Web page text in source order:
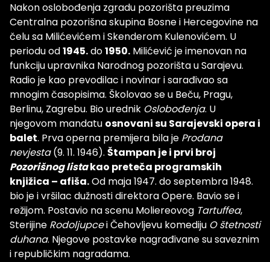
Nakon oslobođenja zgradu pozorišta preuzima
Centralna pozorišna skupina Bosne i Hercegovine na
čelu sa Milićevićem i Skenderom Kulenovićem. U
periodu od1945.do1950. Milićević je imenovan na
funkciju upravnika Narodnog pozorišta u Sarajevu.
Radio je kao prevodilac i novinar i sarađivao sa
mnogim časopisima. Školovao se u Beču, Pragu,
Berlinu, Zagrebu. Bio urednik Oslobođenja. U
njegovom mandatu osnovani su Sarajevski opera i
balet. Prva operna premijera bila je Prodana
nevjesta(9. 11. 1946). Štampan je i prvi broj
Pozorišnog listakao preteča programskih
knjižica – afiša.Od maja 1947. do septembra 1948.
bio je i vršilac dužnosti direktora Opere. Bavio se i
režijom. Postavio na scenu Moliereovog Tartuffea,
Sterijine Rodoljupcei Čehovljevu komediju O štetnosti
duhana. Njegove postavke nagrađivane su saveznim
i republičkim nagradama.